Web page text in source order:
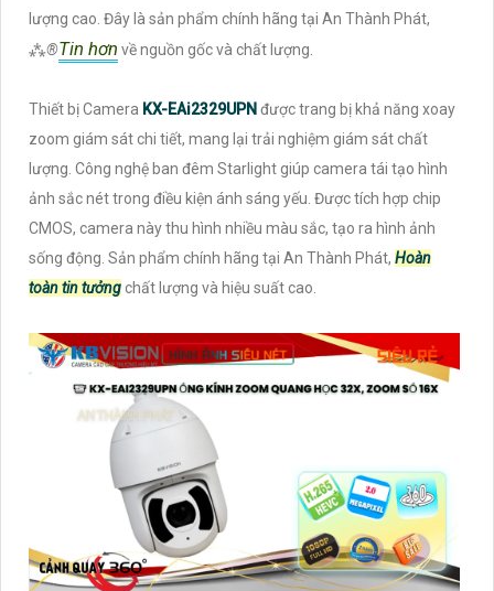
lượng cao. Đây là sản phẩm chính hãng tại An Thành Phát,
⁂®️Tin hơn về nguồn gốc và chất lượng.
Thiết bị Camera KX-EAi2329UPN được trang bị khả năng xoay
zoom giám sát chi tiết, mang lại trải nghiệm giám sát chất
lượng. Công nghệ ban đêm Starlight giúp camera tái tạo hình
ảnh sắc nét trong điều kiện ánh sáng yếu. Được tích hợp chip
CMOS, camera này thu hình nhiều màu sắc, tạo ra hình ảnh
sống động. Sản phẩm chính hãng tại An Thành Phát, Hoàn
toàn tin tưởngchất lượng và hiệu suất cao.